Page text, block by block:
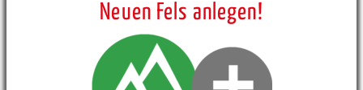
Neuen Fels anlegen!